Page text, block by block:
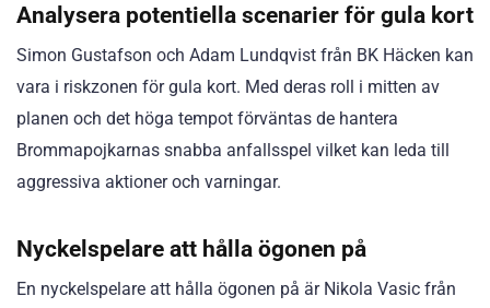
Analysera potentiella scenarier för gula kort
Simon Gustafson och Adam Lundqvist från BK Häcken kan
vara i riskzonen för gula kort. Med deras roll i mitten av
planen och det höga tempot förväntas de hantera
Brommapojkarnas snabba anfallsspel vilket kan leda till
aggressiva aktioner och varningar.
Nyckelspelare att hålla ögonen på
En nyckelspelare att hålla ögonen på är Nikola Vasic från